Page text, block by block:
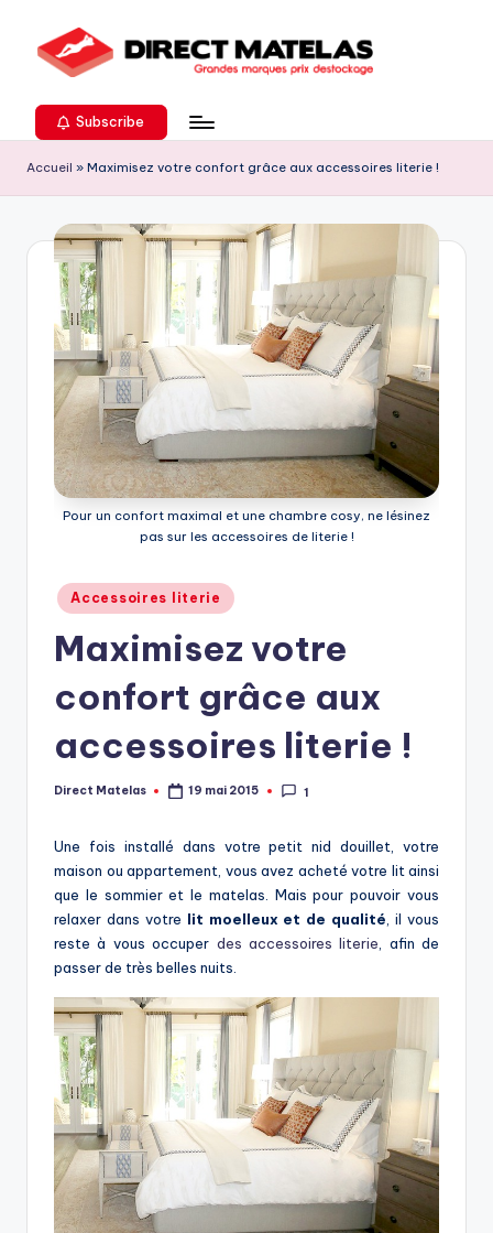
Subscribe
Accueil » Maximisez votre confort grâce aux accessoires literie !
Pour un confort maximal et une chambre cosy, ne lésinez
pas sur les accessoires de literie !
Accessoires literie
Maximisez votre
confort grâce aux
accessoires literie !
Direct Matelas 19 mai 2015 1
Une fois installé dans votre petit nid douillet, votre
maison ou appartement, vous avez acheté votre lit ainsi
que le sommier et le matelas. Mais pour pouvoir vous
relaxer dans votre lit moelleux et de qualité, il vous
reste à vous occuper des accessoires literie, afin de
passer de très belles nuits.